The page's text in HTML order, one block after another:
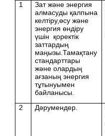
1
Зат және энергия
алмасуды қалпына
келтіру,өсу және
энергия өндіру
үшін қоректік
заттардың
маңызы.Тамақтану
стандарттары
және олардың
ағзаның энергия
тұтынуымен
байланысы.
2 Дәрумендер.